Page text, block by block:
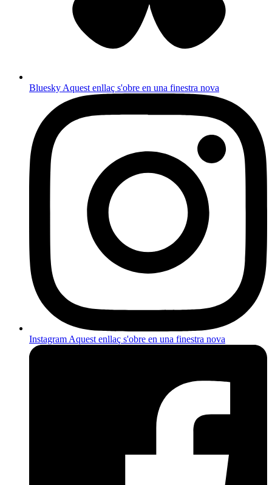
Bluesky Aquest enllaç s'obre en una finestra nova
Instagram Aquest enllaç s'obre en una finestra nova